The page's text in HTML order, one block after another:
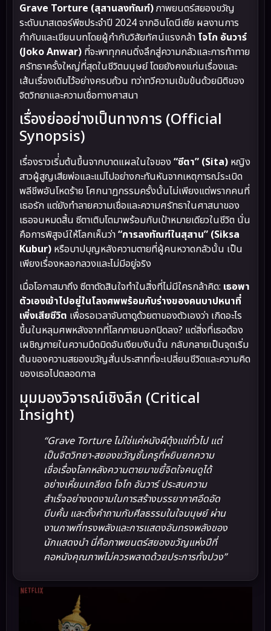
Grave Torture (สุสานลงทัณฑ์)ภาพยนตร์สยองขวัญ
ระดับมาสเตอร์พีซประจำปี 2024 จากอินโดนีเซีย ผลงานการ
กำกับและเขียนบทโดยผู้กำกับวิสัยทัศน์แรงกล้า โจโก อันวาร์
(Joko Anwar) ที่จะพาทุกคนดิ่งลึกสู่ความกลัวและการท้าทาย
ศรัทธาครั้งใหญ่ที่สุดในชีวิตมนุษย์ โดยยังคงแก่นเรื่องและ
เส้นเรื่องเดิมไว้อย่างครบถ้วน ทว่าทวีความเข้มข้นด้วยมิติของ
จิตวิทยาและความเชื่อทางศาสนา
เรื่องย่ออย่างเป็นทางการ (Official
Synopsis)
เรื่องราวเริ่่มต้นขึ้นจากบาดแผลในใจของ “ซีตา” (Sita) หญิง
สาวผู้สูญเสียพ่อและแม่ไปอย่างกะทันหันจากเหตุการณ์ระเบิด
พลีชีพอันโหดร้าย โศกนาฏกรรมครั้งนั้นไม่เพียงแต่พรากคนที่
เธอรัก แต่ยังทำลายความเชื่อและความศรัทธาในศาสนาของ
เธอจนหมดสิ้น ซีตาเติบโตมาพร้อมกับเป้าหมายเดียวในชีวิต นั่น
คือการพิสูจน์ให้โลกเห็นว่า“การลงทัณฑ์ในสุสาน” (Siksa
Kubur) หรือบาปบุญหลังความตายที่ผู้คนหวาดกลัวนั้น เป็น
เพียงเรื่องหลอกลวงและไม่มีอยู่จริง
เมื่อโอกาสมาถึง ซีตาตัดสินใจทำในสิ่งที่ไม่มีใครกล้าคิด: เธอพา
ตัวเองเข้าไปอยู่ในโลงศพพร้อมกับร่างของคนบาปหนาที่
เพิ่งเสียชีวิต เพื่อรอเวลาจับตาดูด้วยตาของตัวเองว่า เกิดอะไร
ขึ้นในหลุมศพหลังจากที่โลกภายนอกปิดลง? แต่สิ่งที่เธอต้อง
เผชิญภายในความมืดมิดอันเงียบงันนั้น กลับกลายเป็นจุดเริ่ม
ต้นของความสยองขวัญสั่นประสาทที่จะเปลี่ยนชีวิตและความคิด
ของเธอไปตลอดกาล
มุมมองวิจารณ์เชิงลึก (Critical
Insight)
“Grave Torture ไม่ใช่แค่หนังผีตุ้งแช่ทั่วไป แต่
เป็นจิตวิทยา-สยองขวัญชั้นครูที่หยิบยกความ
เชื่อเรื่องโลกหลังความตายมาขยี้จิตใจคนดูได้
อย่างเหี้ยมเกลียด โจโก อันวาร์ ประสบความ
สำเร็จอย่างงดงามในการสร้างบรรยากาศอึดอัด
บีบคั้น และตั้งคำถามกับศีลธรรมในใจมนุษย์ ผ่าน
งานภาพที่ทรงพลังและการแสดงอันทรงพลังของ
นักแสดงนำ นี่คือภาพยนตร์สยองขวัญแห่งปีที่
คอหนังคุณภาพไม่ควรพลาดด้วยประการทั้งปวง”